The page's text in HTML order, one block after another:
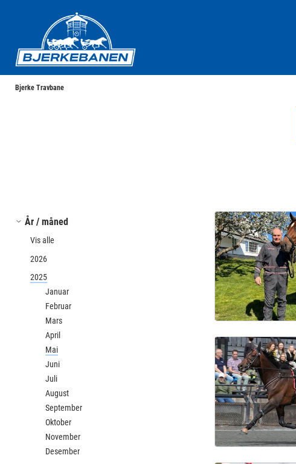
Bjerke Travbane
År / måned
Vis alle
2026
2025
Januar
Februar
Mars
April
Mai
Juni
Juli
August
September
Oktober
November
Desember